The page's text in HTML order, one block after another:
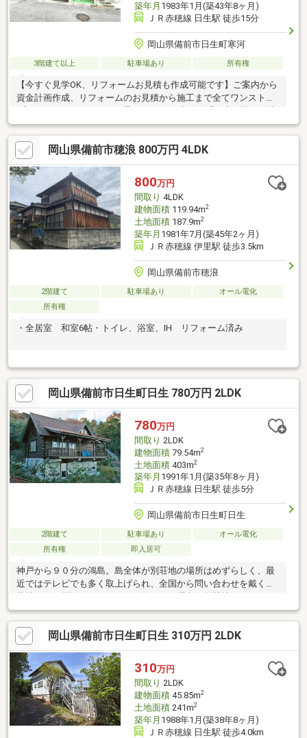
築年月 1983年1月(築43年8ヶ月)
ＪＲ赤穂線 日生駅 徒歩15分
岡山県備前市日生町寒河
3階建て以上 駐車場あり 所有権
【今すぐ見学OK、リフォームお見積も作成可能です】ご案内から
資金計画作成、リフォームのお見積から施工まで全てワンストッ
歩15分♪■バルコニーから日生湾の景色を一望♪■海辺の閑静な住宅
街♪ 「まだ検討中なので…」という方も大歓迎！◎新築と中古の
比較◎月々支払いのシミュレーション◎購入するべきタイミング
◎住み始めるまでの流れetc.など、余すことなくご説明させてい
ただきます！LINEでやり取りも可能ですので、お気軽にお問い合
わせください♪
岡山県備前市穂浪 800万円 4LDK
800万円
間取り 4LDK
建物面積119.94m2
土地面積187.9m2
築年月 1981年7月(築45年2ヶ月)
ＪＲ赤穂線 伊里駅 徒歩3.5km
岡山県備前市穂浪
2階建て 駐車場あり
オール電化
所有権
・全居室 和室6帖・トイレ、浴室、IH リフォーム済み
岡山県備前市日生町日生 780万円 2LDK
780万円
間取り 2LDK
建物面積79.54m2
土地面積403m2
築年月 1991年1月(築35年8ヶ月)
ＪＲ赤穂線 日生駅 徒歩5分
岡山県備前市日生町日生
2階建て 駐車場あり
オール電化
所有権
即入居可
神戸から９０分の鴻島。島全体が別荘地の場所はめずらしく、最
近ではテレビでも多く取上げられ、全国から問い合わせを戴く別
カントリーな雰囲気が感じられる立地です。またログハウスの程
度も良好！基礎は鉄筋コンクリート造で基礎下は収納スペースと
して有効利用されています。玄関を開けると吹き抜けと大きな窓
で、とても広々した印象。室内は写真の家具類もそのまま付いて
くるので即利用可能です。バルコニーはかなり広々としており屋
根付きなのでテーブルセットなどを置けば屋外のリビングルーム
としてお洒落に使えそうです。
岡山県備前市日生町日生 310万円 2LDK
310万円
間取り 2LDK
建物面積45.85m2
土地面積241m2
築年月 1988年1月(築38年8ヶ月)
ＪＲ赤穂線 日生駅 徒歩4.0km